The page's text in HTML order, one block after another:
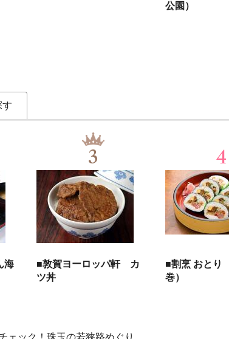
公園）
す
海
3
■敦賀ヨーロッパ軒 カ
ツ丼
4
■割烹 おとり
巻）